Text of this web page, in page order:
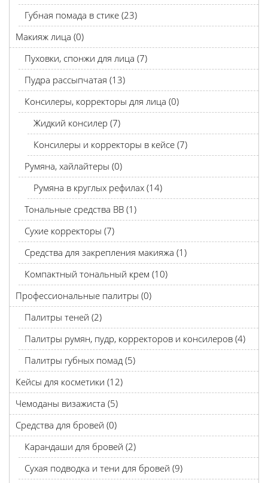
Губная помада в стике (23)
Макияж лица (0)
Пуховки, спонжи для лица (7)
Пудра рассыпчатая (13)
Консилеры, корректоры для лица (0)
Жидкий консилер (7)
Консилеры и корректоры в кейсе (7)
Румяна, хайлайтеры (0)
Румяна в круглых рефилах (14)
Тональные средства BB (1)
Сухие корректоры (7)
Средства для закрепления макияжа (1)
Компактный тональный крем (10)
Профессиональные палитры (0)
Палитры теней (2)
Палитры румян, пудр, корректоров и консилеров (4)
Палитры губных помад (5)
Кейсы для косметики (12)
Чемоданы визажиста (5)
Средства для бровей (0)
Карандаши для бровей (2)
Сухая подводка и тени для бровей (9)